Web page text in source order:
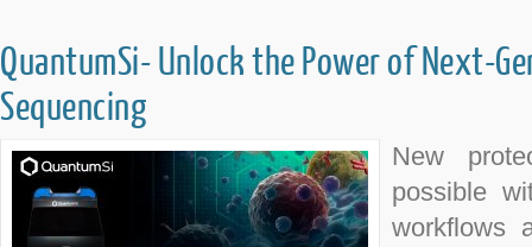
QuantumSi- Unlock the Power of Next-
Sequencing
New
possible
workflows